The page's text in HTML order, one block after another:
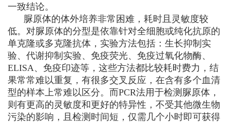
一致结论。
脲原体的体外培养非常困难，耗时且灵敏度较
低。对脲原体的分型是依靠针对全细胞或纯化抗原的
单克隆或多克隆抗体，实验方法包括：生长抑制实
验、代谢抑制实验、免疫荧光、免疫过氧化物酶、
ELISA、免疫印迹等，这些方法都比较耗时费力，结
果常常难以重复，有很多交叉反应，在含有多个血清
型的样本上常难以区分。而PCR法用于检测脲原体，
则有更高的灵敏度和更好的特异性，不受其他微生物
污染的影响，且检测时间短，仅需几个小时即可获得